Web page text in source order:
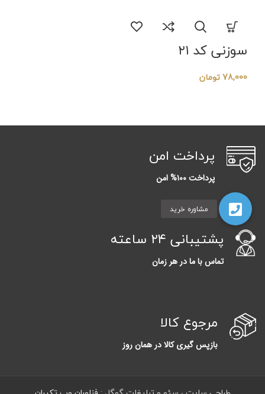
سوزنی کد ۲۱
78,000تومان
پرداخت امن
پرداخت ۱۰۰% امن
پشتیبانی ۲۴ ساعته
تماس با ما در هر زمان
مرجوع کالا
بازپس گیری کالا در همان روز